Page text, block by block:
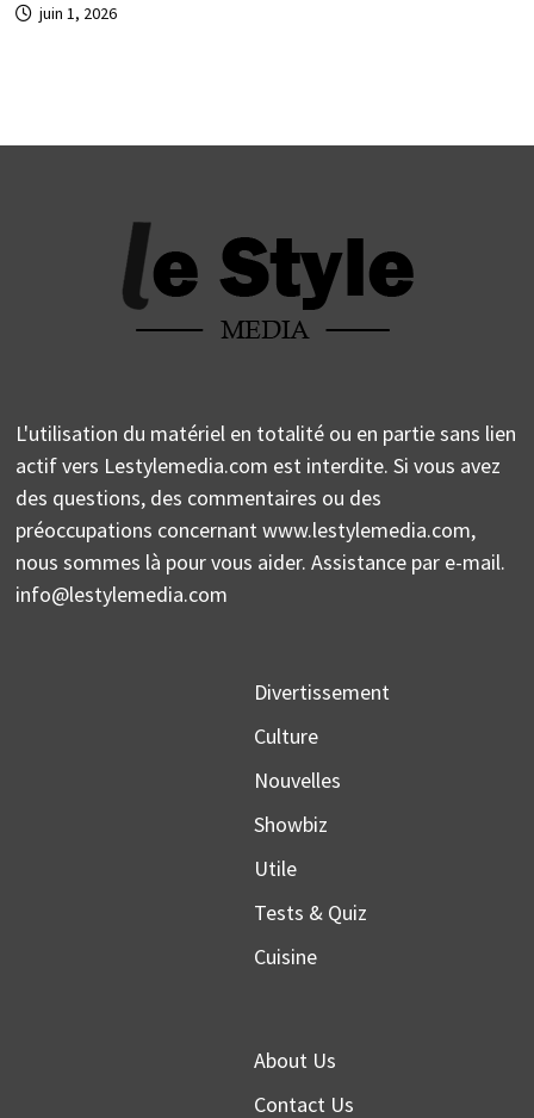
juin 1, 2026
L'utilisation du matériel en totalité ou en partie sans lien
actif vers Lestylemedia.com est interdite. Si vous avez
des questions, des commentaires ou des
préoccupations concernant www.lestylemedia.com,
nous sommes là pour vous aider. Assistance par e-mail.
info@lestylemedia.com
Divertissement
Culture
Nouvelles
Showbiz
Utile
Tests & Quiz
Cuisine
About Us
Contact Us